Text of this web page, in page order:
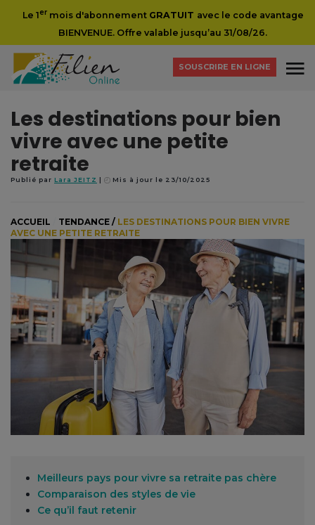
Le 1ermois d'abonnement GRATUIT avec le code avantage
BIENVENUE. Offre valable jusqu’au 31/08/26.
SOUSCRIRE EN LIGNE
Publié par Lara JEITZ Mis à jour le 23/10/2025
Les destinations pour bien
vivre avec une petite
retraite
ACCUEIL TENDANCE / LES DESTINATIONS POUR BIEN VIVRE
AVEC UNE PETITE RETRAITE
Meilleurs pays pour vivre sa retraite pas chère
Comparaison des styles de vie
Ce qu’il faut retenir